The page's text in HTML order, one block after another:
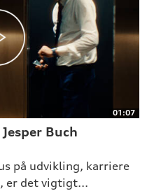
01:07
Buch
på udvikling, karriere
er det vigtigt...